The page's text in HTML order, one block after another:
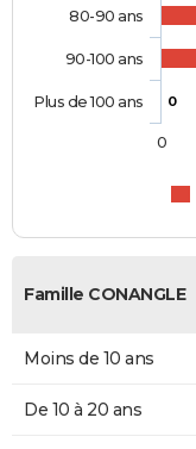
0
80-90 ans
90-100 ans
Plus de 100 ans
0
Famille CONANGLE
Moins de 10 ans
De 10 à 20 ans